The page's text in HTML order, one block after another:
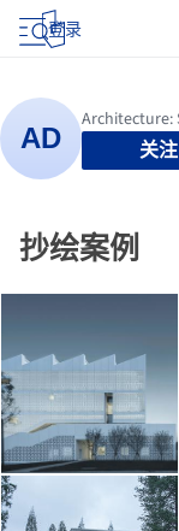
登录
关注
抄绘案例